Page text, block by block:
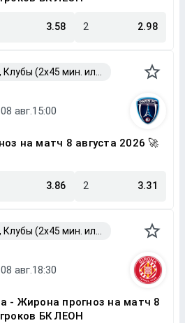
3.58 2 2.98
на матч 8 августа 2026 🚀
3.86 2 3.31
- Жирона прогноз на матч 8
БК ЛЕОН